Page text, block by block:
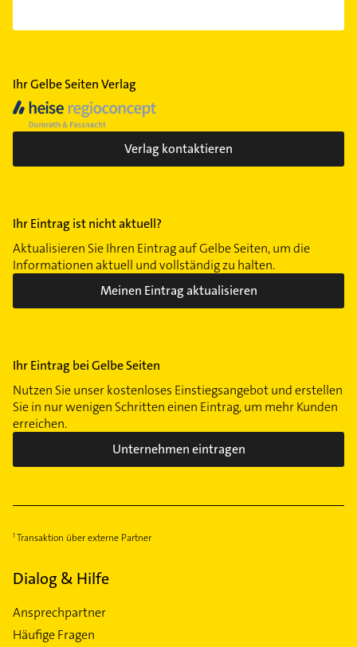
Ihr Gelbe Seiten Verlag
Verlag kontaktieren
Ihr Eintrag ist nicht aktuell?
Aktualisieren Sie Ihren Eintrag auf Gelbe Seiten, um die
Informationen aktuell und vollständig zu halten.
Meinen Eintrag aktualisieren
Ihr Eintrag bei Gelbe Seiten
Nutzen Sie unser kostenloses Einstiegsangebot und erstellen
Sie in nur wenigen Schritten einen Eintrag, um mehr Kunden
erreichen.
Unternehmen eintragen
Transaktion über externe Partner
Dialog & Hilfe
Ansprechpartner
Häufige Fragen